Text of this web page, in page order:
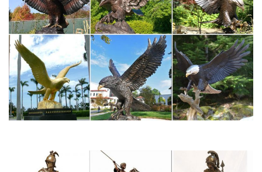
популярных производителей подарков и сувениров.Вазы в
стиле Барокко. Вазы для цветов.
Статуэтки собак – купить в интернет-магазине Dommio
Пароль должен быть не менее 6 символов длиной. *Поля,
обязательные для заполнения.То есть, купить статуэтки собак
можно по разным поводам, главное, что сделать это теперь
можно быстро и удобно в интернет магазине dommio.
Статуэтки и фигурки собака Pavone купить в интернет-
следующий день, лучшая цена на бокалы для вина Bohemia,
доставка по Москве и всей России.Производитель – Pavone.